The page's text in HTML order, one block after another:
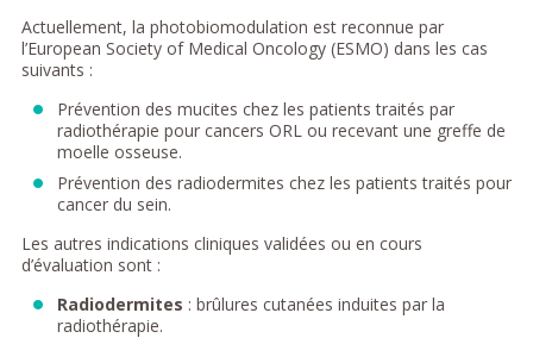
Actuellement, la photobiomodulation est reconnue par
l’European Society of Medical Oncology (ESMO) dans les cas
suivants :
Prévention des mucites chez les patients traités par
radiothérapie pour cancers ORL ou recevant une greffe de
moelle osseuse.
Prévention des radiodermites chez les patients traités pour
cancer du sein.
Les autres indications cliniques validées ou en cours
d’évaluation sont :
Radiodermites : brûlures cutanées induites par la
radiothérapie.